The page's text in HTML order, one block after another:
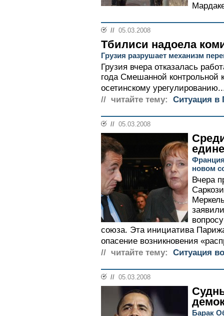
// 05.03.2008
Тбилиси надоела
Грузия разрушает механизм
Грузия вчера отказалась
года Смешанной контрольной
осетинскому
// читайте тему:
Ситуация в
// 05.03.2008
новом
Вчера
союза. Эта инициатива
опасение возникновения
// читайте тему:
Ситуация
// 05.03.2008
Барак